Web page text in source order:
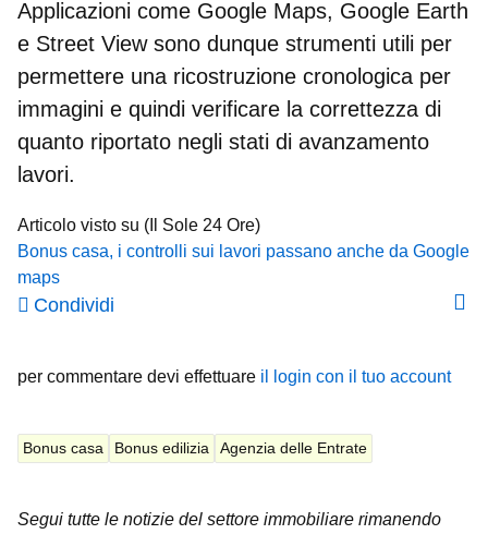
Applicazioni come Google Maps, Google Earth
e Street Viewsono dunque strumenti utili per
permettere una ricostruzione cronologica per
immagini e quindi verificare la correttezza di
quanto riportato negli stati di avanzamento
lavori.
Articolo visto su (Il Sole 24 Ore)
Bonus casa, i controlli sui lavori passano anche da Google
maps
Condividi
per commentare devi effettuare il login con il tuo account
Bonus casa Bonus edilizia Agenzia delle Entrate
Segui tutte le notizie del settore immobiliare rimanendo